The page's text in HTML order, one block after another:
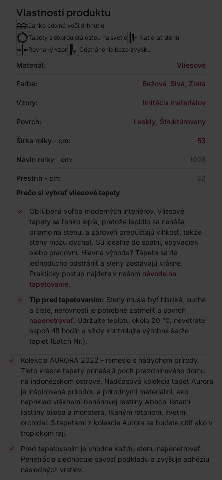
Vlastnosti produktu
Ľahko odolné voči drhnutiu
Tapety s dobrou stálosťou na svetle
Natierať stenu
Rovnaký vzor
Odstránenie bezo zvyšku
Materiál: Vliesové
Farba: Béžová Sivá Zlatá
Vzory: Imitácia materiálov
Povrch: Lesklý Štruktúrovaný
Šírka rolky - cm: 53
Návin rolky - cm: 1005
Prestrih - cm:
32
Prečo si vybrať vliesové tapety
Obľúbená voľba moderných interiérov. Vliesové
tapety sa ľahko lepia, pretože lepidlo sa nanáša
priamo na stenu, a zároveň prepúšťajú vlhkosť, takže
steny môžu dýchať. Sú ideálne do spální, obývačiek
alebo pracovní. Hlavná výhoda? Tapeta sa dá
jednoducho odstrániť a steny zostávajú krásne.
Praktický postup nájdete v našom návode na
tapetovanie.
Tip pred tapetovaním: Steny musia byť hladké, suché
a čisté, nerovnosti je potrebné zatmeliť a povrch
napenetrovať. Udržujte teplotu okolo 20 °C, nevetráte
aspoň 48 hodín a vždy kontrolujte výrobné šarže
tapiet (Batch Nr.).
Kolekcia AURORA 2022 - remeslo s nádychom prírody.
Tieto krásne tapety prinášajú pocit prázdninového domu
na indonézskom ostrove. Nadčasová kolekcia tapet Aurora
je inšpirovaná prírodou a prírodnými materiálmi, ako
napríklad vláknami banánovej rastliny Abaca, listami
rastliny biloba a monstera, tkaným ratanom, kvetmi
orchideí. S tapetami z kolekcie Aurora sa budete cítiť ako v
tropickom raji.
Pred tapetovaním je vhodné každú stenu napenetrovať.
Penetrácia zjednocuje savosť podkladu a zvyšuje adhéziu
následných vrstiev.